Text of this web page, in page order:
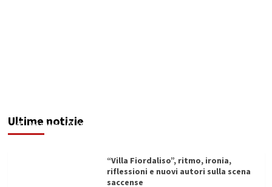
Ultime notizie
Redazione 09/08/2026
“Villa Fiordaliso”, ritmo, ironia,
riflessioni e nuovi autori sulla scena
saccense